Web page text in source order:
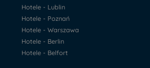
Hotele - Lublin
Hotele - Poznań
Hotele - Warszawa
Hotele - Berlin
Hotele - Belfort